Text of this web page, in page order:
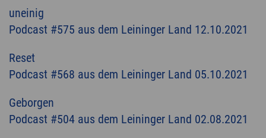
uneinig
Podcast #575 aus dem Leininger Land 12.10.2021
Reset
Podcast #568 aus dem Leininger Land 05.10.2021
Geborgen
Podcast #504 aus dem Leininger Land 02.08.2021